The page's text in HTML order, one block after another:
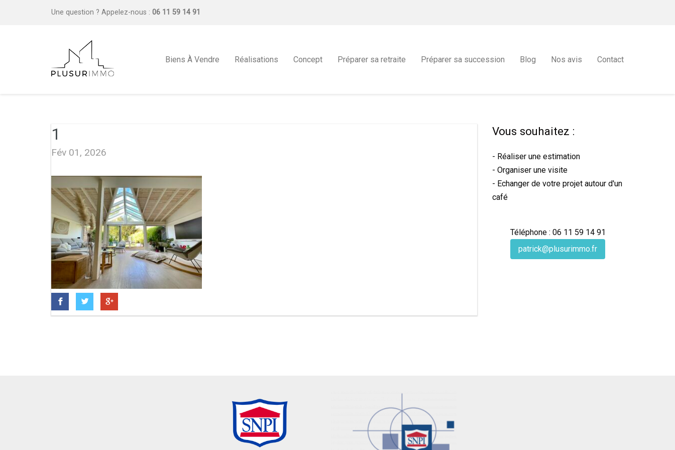
Une question ? Appelez-nous : 06 11 59 14 91
Biens À Vendre Réalisations Concept Préparer sa retraite Préparer sa succession Blog Nos avis Contact
1
Fév 01, 2026
Vous souhaitez :
- Réaliser une estimation
- Organiser une visite
- Echanger de votre projet autour d'un
café
Téléphone : 06 11 59 14 91
patrick@plusurimmo.fr